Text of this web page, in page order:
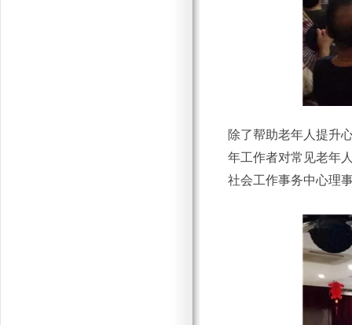
除了帮助老年人提升
年工作者对常见老年
社会工作事务中心理